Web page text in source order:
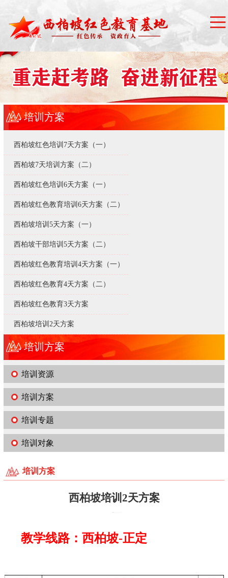
培训方案
西柏坡红色培训7天方案（一）
西柏坡7天培训方案（二）
西柏坡红色培训6天方案（一）
西柏坡红色教育培训6天方案（二）
西柏坡培训5天方案（一）
西柏坡干部培训5天方案（二）
西柏坡红色教育培训4天方案（一）
西柏坡红色教育4天方案（二）
西柏坡红色教育3天方案
西柏坡培训2天方案
培训方案
培训资源
培训方案
培训专题
培训对象
培训方案
西柏坡培训2天方案
教学线路：西柏坡-正定